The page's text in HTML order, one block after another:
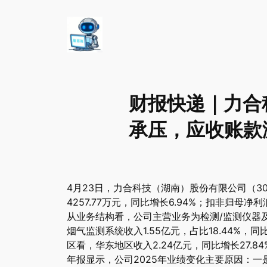
财报快递｜力合
承压，应收账
4月23日，力合科技（湖南）股份有限公司（
4257.77万元，同比增长6.94%；扣非归母净
从业务结构看，公司主营业务为检测/监测仪
烟气监测系统收入1.55亿元，占比18.44%，
区看，华东地区收入2.24亿元，同比增长
年报显示，公司2025年业绩变化主要原因：一